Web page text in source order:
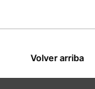
Volver arriba